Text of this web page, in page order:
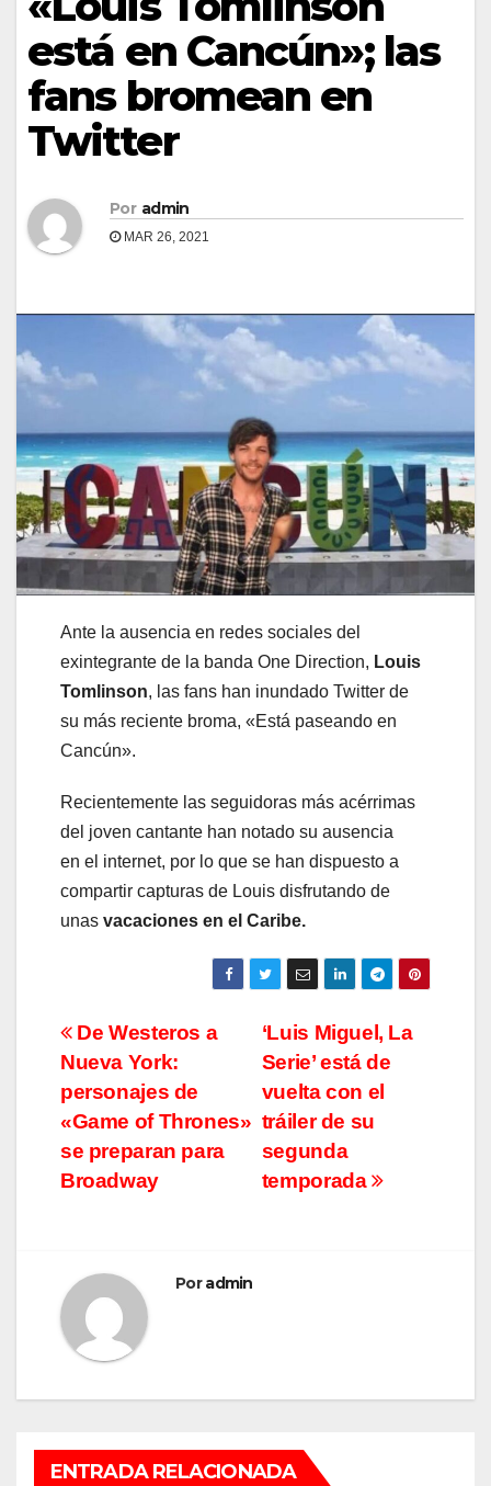
está en Cancún»; las
fans bromean en
Twitter
Por admin
MAR 26, 2021
Ante la ausencia en redes sociales del
exintegrante de la banda One Direction, Louis
Tomlinson, las fans han inundado Twitter de
su más reciente broma, «Está paseando en
Cancún».
Recientemente las seguidoras más acérrimas
del joven cantante han notado su ausencia
en el internet, por lo que se han dispuesto a
compartir capturas de Louis disfrutando de
unas vacaciones en el Caribe.
Navegación
de
entradas
‘Luis Miguel, La
Serie’ está de
vuelta con el
tráiler de su
segunda
temporada
De Westeros a
Nueva York:
personajes de
«Game of Thrones»
se preparan para
Broadway
Poradmin
ENTRADA RELACIONADA